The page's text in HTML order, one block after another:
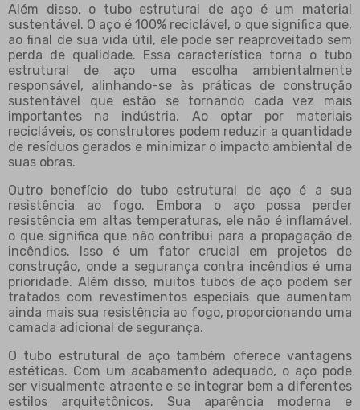
Além disso, o tubo estrutural de aço é um material
sustentável. O aço é 100% reciclável, o que significa que,
ao final de sua vida útil, ele pode ser reaproveitado sem
perda de qualidade. Essa característica torna o tubo
estrutural de aço uma escolha ambientalmente
responsável, alinhando-se às práticas de construção
sustentável que estão se tornando cada vez mais
importantes na indústria. Ao optar por materiais
recicláveis, os construtores podem reduzir a quantidade
de resíduos gerados e minimizar o impacto ambiental de
suas obras.
Outro benefício do tubo estrutural de aço é a sua
resistência ao fogo. Embora o aço possa perder
resistência em altas temperaturas, ele não é inflamável,
o que significa que não contribui para a propagação de
incêndios. Isso é um fator crucial em projetos de
construção, onde a segurança contra incêndios é uma
prioridade. Além disso, muitos tubos de aço podem ser
tratados com revestimentos especiais que aumentam
ainda mais sua resistência ao fogo, proporcionando uma
camada adicional de segurança.
O tubo estrutural de aço também oferece vantagens
estéticas. Com um acabamento adequado, o aço pode
ser visualmente atraente e se integrar bem a diferentes
estilos arquitetônicos. Sua aparência moderna e